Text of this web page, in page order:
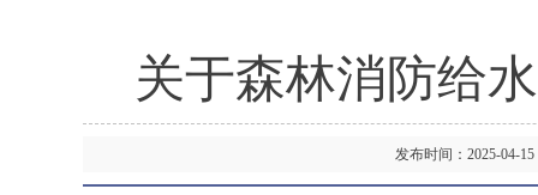
关于森林消防给
发布时间：2025-